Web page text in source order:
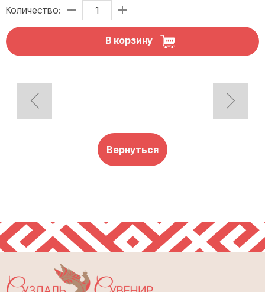
Количество:
В корзину
Вернуться